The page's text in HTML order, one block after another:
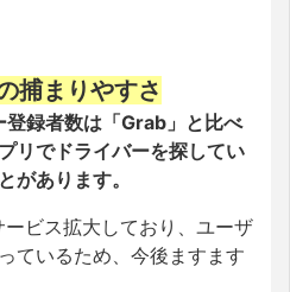
捕まりやすさ
登録者数は「Grab」と比べ
リでドライバーを探してい
があります。
ビス拡大しており、ユーザ
ているため、今後ますます